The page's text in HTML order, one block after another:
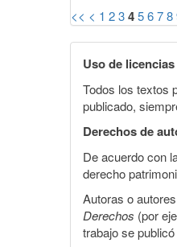
<< < 1 2345678
Uso de
Todos los textos
publicado,
Derechos de
De acuerdo con
derecho
Autoras o
Derechos (por
trabajo se